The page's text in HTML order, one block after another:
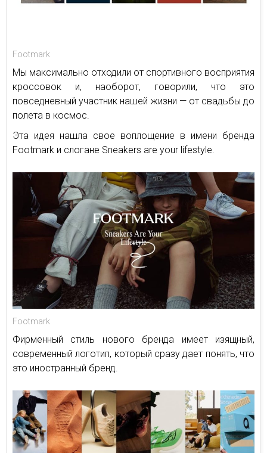
Footmark
Мы максимально отходили от спортивного восприятия
кроссовок и, наоборот, говорили, что это
повседневный участник нашей жизни — от свадьбы до
полета в космос.
Эта идея нашла свое воплощение в имени бренда
Footmark и слогане Sneakers are your lifestyle.
Footmark
Фирменный стиль нового бренда имеет изящный,
современный логотип, который сразу дает понять, что
это иностранный бренд.